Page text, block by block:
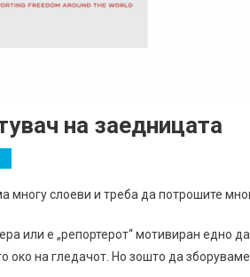
на заедницата
слоеви и треба да потрошите
или е „репортерот“ мотивиран едно
око на гледачот. Но зошто да